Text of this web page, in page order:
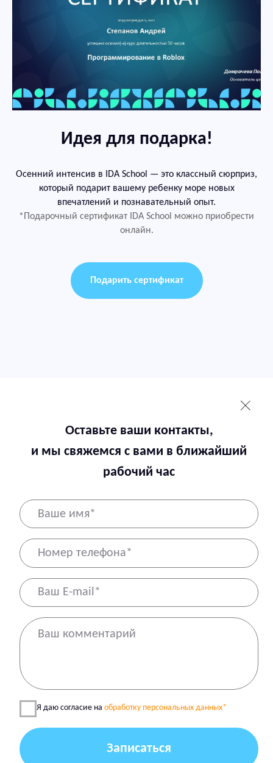
Идея для подарка!
Осенний интенсив в IDA School — это классный сюрприз,
который подарит вашему ребенку море новых
впечатлений и познавательный опыт.
*Подарочный сертификат IDA School можно приобрести
онлайн.
Подарить сертификат